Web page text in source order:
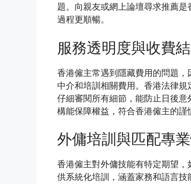
題。向親友或網上論壇尋求推薦
過程更順暢。
服務透明度與收費
香港僱主常遇到隱藏費用的問題
中介和培訓相關費用。香港法律
仔細審閱所有細節，能防止日後
構能保障權益，符合香港僱主的謹
外傭培訓與匹配專
香港僱主對外傭技能有特定期望
供系統化培訓，涵蓋家務和語言